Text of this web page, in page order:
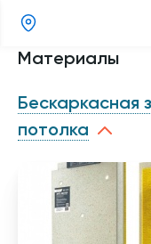
Материалы
Бескаркасная
потолка